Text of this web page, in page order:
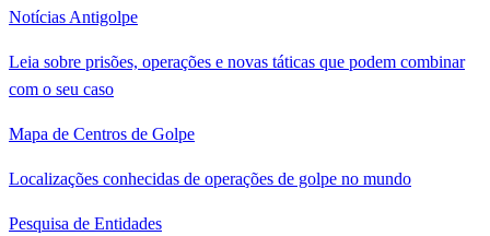
Notícias Antigolpe
Leia sobre prisões, operações e novas táticas que podem combinar
com o seu caso
Mapa de Centros de Golpe
Localizações conhecidas de operações de golpe no mundo
Pesquisa de Entidades